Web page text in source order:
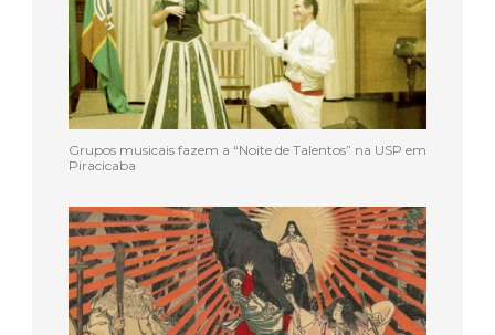
Grupos musicais fazem a “Noite de Talentos” na USP em
Piracicaba